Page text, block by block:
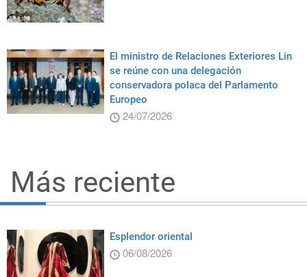
El ministro de Relaciones Exteriores Lin
se reúne con una delegación
conservadora polaca del Parlamento
Europeo
24/07/2026
Más reciente
Esplendor oriental
06/08/2026